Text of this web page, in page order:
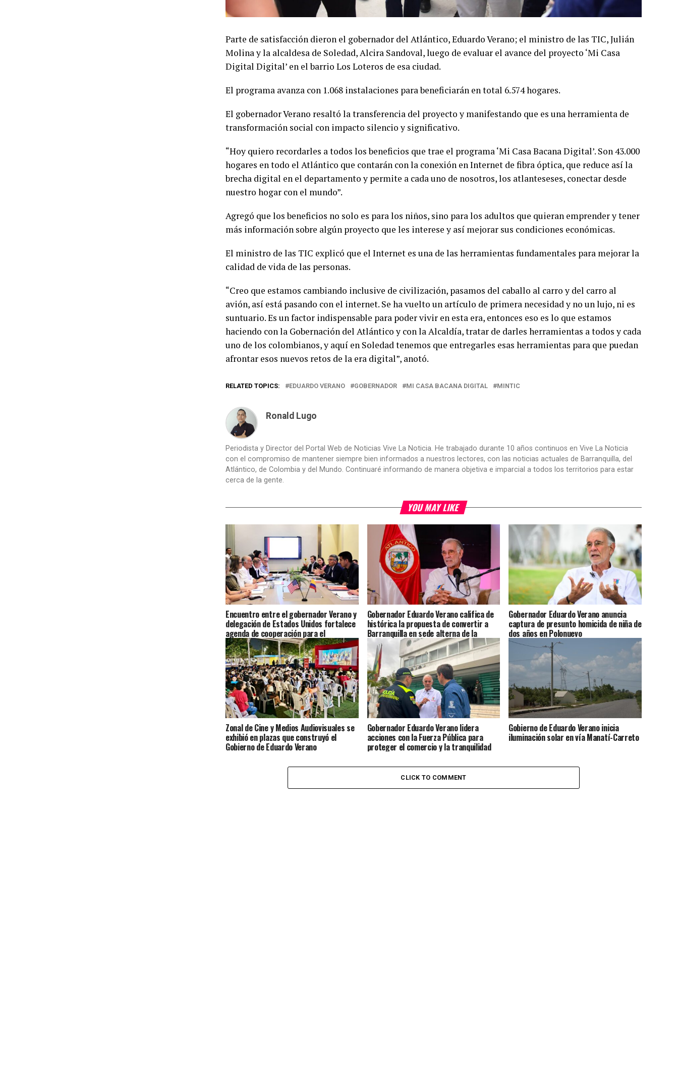
Parte de satisfacción dieron el gobernador del Atlántico, Eduardo Verano; el ministro de las TIC, Julián
Molina y la alcaldesa de Soledad, Alcira Sandoval, luego de evaluar el avance del proyecto ‘Mi Casa
Digital Digital’ en el barrio Los Loteros de esa ciudad.
El programa avanza con 1.068 instalaciones para beneficiarán en total 6.574 hogares.
El gobernador Verano resaltó la transferencia del proyecto y manifestando que es una herramienta de
transformación social con impacto silencio y significativo.
“Hoy quiero recordarles a todos los beneficios que trae el programa ‘Mi Casa Bacana Digital’. Son 43.000
hogares en todo el Atlántico que contarán con la conexión en Internet de fibra óptica, que reduce así la
brecha digital en el departamento y permite a cada uno de nosotros, los atlanteseses, conectar desde
nuestro hogar con el mundo”.
Agregó que los beneficios no solo es para los niños, sino para los adultos que quieran emprender y tener
más información sobre algún proyecto que les interese y así mejorar sus condiciones económicas.
El ministro de las TIC explicó que el Internet es una de las herramientas fundamentales para mejorar la
calidad de vida de las personas.
“Creo que estamos cambiando inclusive de civilización, pasamos del caballo al carro y del carro al
avión, así está pasando con el internet. Se ha vuelto un artículo de primera necesidad y no un lujo, ni es
suntuario. Es un factor indispensable para poder vivir en esta era, entonces eso es lo que estamos
haciendo con la Gobernación del Atlántico y con la Alcaldía, tratar de darles herramientas a todos y cada
uno de los colombianos, y aquí en Soledad tenemos que entregarles esas herramientas para que puedan
afrontar esos nuevos retos de la era digital”, anotó.
RELATED TOPICS: EDUARDO VERANO GOBERNADOR MI CASA BACANA DIGITAL MINTIC
Ronald Lugo
Periodista y Director del Portal Web de Noticias Vive La Noticia. He trabajado durante 10 años continuos en Vive La Noticia
con el compromiso de mantener siempre bien informados a nuestros lectores, con las noticias actuales de Barranquilla, del
Atlántico, de Colombia y del Mundo. Continuaré informando de manera objetiva e imparcial a todos los territorios para estar
cerca de la gente.
YOU MAY LIKE
Encuentro entre el gobernador Verano y
delegación de Estados Unidos fortalece
agenda de cooperación para el
desarrollo del Atlántico y las Américas
Gobernador Eduardo Verano califica de
histórica la propuesta de convertir a
Barranquilla en sede alterna de la
Presidencia de la República
Gobernador Eduardo Verano anuncia
captura de presunto homicida de niña de
dos años en Polonuevo
Zonal de Cine y Medios Audiovisuales se
exhibió en plazas que construyó el
Gobierno de Eduardo Verano
Gobernador Eduardo Verano lidera
acciones con la Fuerza Pública para
proteger el comercio y la tranquilidad
Gobierno de Eduardo Verano inicia
iluminación solar en vía Manatí-Carreto
CLICK TO COMMENT